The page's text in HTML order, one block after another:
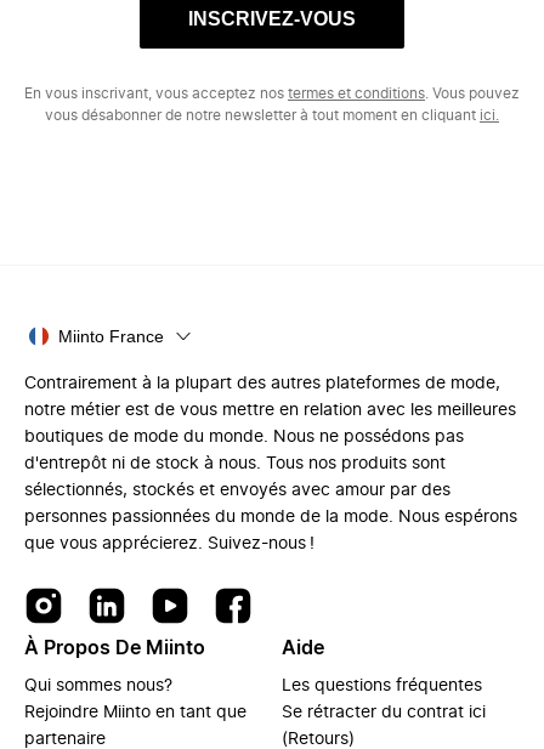
INSCRIVEZ-VOUS
En vous inscrivant, vous acceptez nos termes et conditions . Vous pouvez
vous désabonner de notre newsletter à tout moment en cliquant ici.
Miinto France
Contrairement à la plupart des autres plateformes de mode,
notre métier est de vous mettre en relation avec les meilleures
boutiques de mode du monde. Nous ne possédons pas
d'entrepôt ni de stock à nous. Tous nos produits sont
sélectionnés, stockés et envoyés avec amour par des
personnes passionnées du monde de la mode. Nous espérons
que vous apprécierez. Suivez-nous !
À Propos De Miinto
Qui sommes nous?
Rejoindre Miinto en tant que
partenaire
Aide
Les questions fréquentes
Se rétracter du contrat ici
(Retours)